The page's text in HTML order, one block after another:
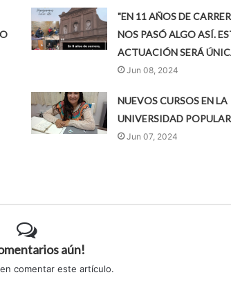
"EN 11 AÑOS DE
NOS PASÓ ALGO ASÍ.
ACTUACIÓN SERÁ
Jun 08, 2024
NUEVOS CURSOS EN LA
UNIVERSIDAD POPULAR
Jun 07, 2024
aún!
comentar este artículo.